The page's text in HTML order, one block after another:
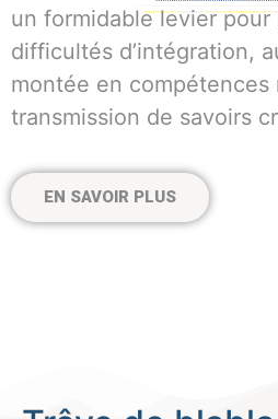
un formidable levier pour
difficultés d’intégration,
montée en compétences
transmission de savoirs
EN SAVOIR PLUS